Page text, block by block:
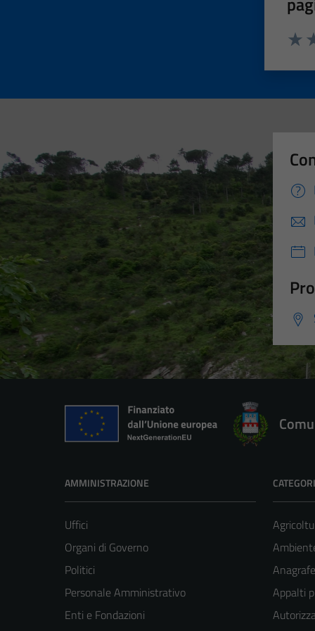
AMMINISTRAZIONE
Uffici
Organi di Governo
Politici
Personale Amministrativo
Enti e Fondazioni
Appalti